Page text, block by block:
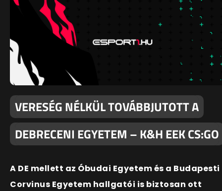
VERESÉG NÉLKÜL TOVÁBBJUTOTT A
DEBRECENI EGYETEM – K&H EEK CS:GO
A DE mellett az Óbudai Egyetem és a Budapesti
Corvinus Egyetem hallgatói is biztosan ott